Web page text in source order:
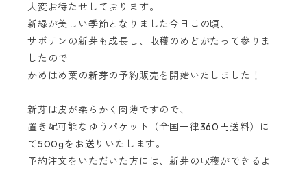
大変お待たせしております。
新緑が美しい季節となりました今日この頃、
サボテンの新芽も成長し、収穫のめどがたって参りま
したので
かめはめ葉の新芽の予約販売を開始いたしました！
新芽は皮が柔らかく肉薄ですので、
置き配可能なゆうパケット（全国一律360円送料）に
て500gをお送りいたします。
予約注文をいただいた方には、新芽の収穫ができるよ